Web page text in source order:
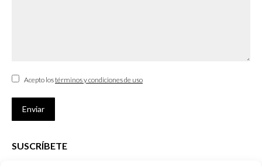
Acepto lostérminos y condiciones de uso
Enviar
SUSCRÍBETE